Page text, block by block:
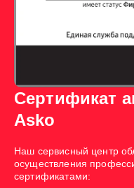
Сертификат
Asko
Наш сервисный центр
осуществления
сертификатами: